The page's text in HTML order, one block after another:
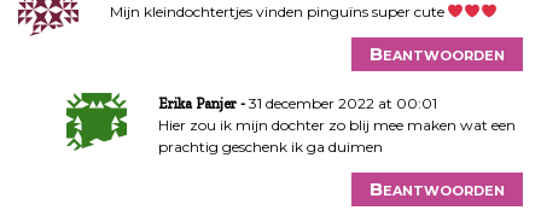
Mijn kleindochtertjes vinden pinguïns super cute
Beantwoorden
Erika Panjer
31 december 2022 at 00:01
Hier zou ik mijn dochter zo blij mee maken wat een
prachtig geschenk ik ga duimen
Beantwoorden